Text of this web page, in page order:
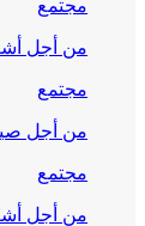
مجتمع
من أجل
مجتمع
من أجل
مجتمع
من أجل